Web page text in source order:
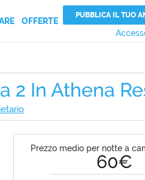
OFFERTE
PUBBLICA IL TUO
2 In Athena
Prezzo medio per notte a
60€